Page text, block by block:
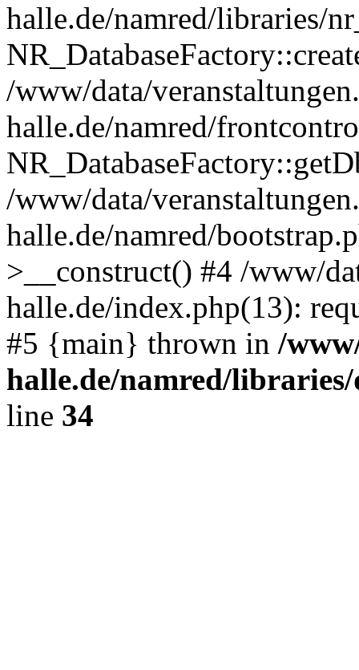
halle.de/namred/libraries/
/www/data/
halle.de/namred/
/www/data/
halle.de/namred/
>__construct() #4 /www/
halle.de/index.php(13):
#5 {main} thrown in /
halle.de/namred/
line 34